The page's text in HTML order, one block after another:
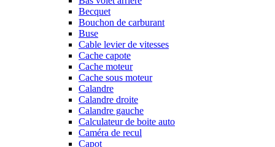
Becquet
Bouchon de carburant
Buse
Cable levier de vitesses
Cache capote
Cache moteur
Cache sous moteur
Calandre
Calandre droite
Calandre gauche
Calculateur de boite auto
Caméra de recul
Capot